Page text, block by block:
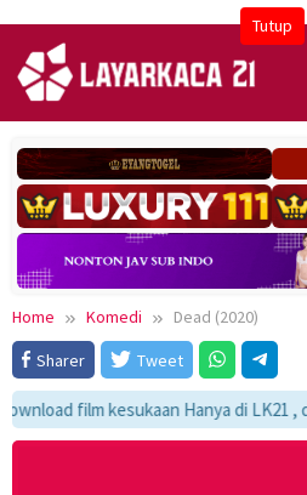
Tutup
content
Home Komedi
Dead (2020)
Sharer
Tweet
film kesukaan Hanya di LK21 ,